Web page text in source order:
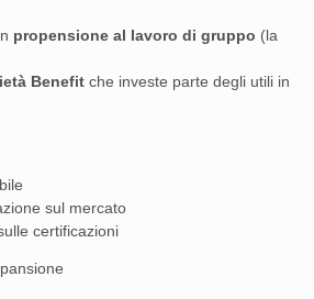
propensione al lavoro di gruppo (la
Benefit che investe parte degli utili in
sul mercato
certificazioni